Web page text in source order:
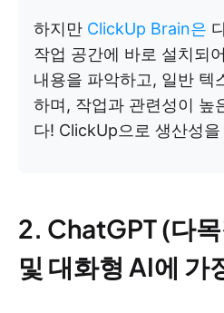
하지만 ClickUp Brain은
작업 공간에 바로 설치되
내용을 파악하고, 일반 텍
하며, 작업과 관련성이 높
다! ClickUp으로 생산성
2. ChatGPT (다
및 대화형 AI에 가